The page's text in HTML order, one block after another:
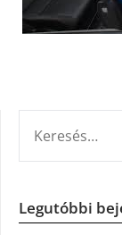
Legutóbbi